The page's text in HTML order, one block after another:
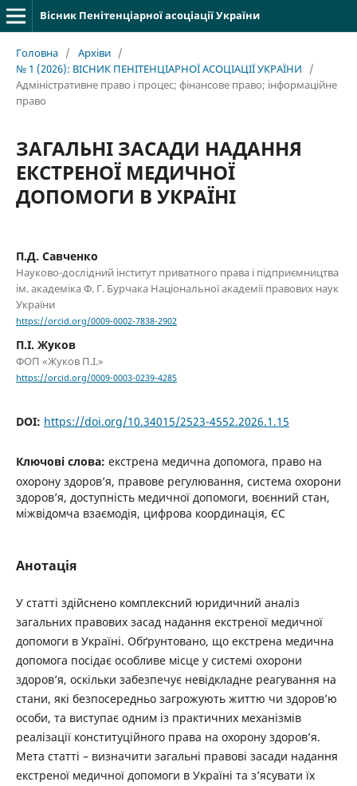
Вісник Пенітенціарної асоціації України
Головна / Архіви /
№ 1 (2026): ВІСНИК ПЕНІТЕНЦІАРНОЇ АСОЦІАЦІЇ УКРАЇНИ
/
Адміністративне право і процес; фінансове право; інформаційне
право
ЗАГАЛЬНІ ЗАСАДИ НАДАННЯ
ЕКСТРЕНОЇ МЕДИЧНОЇ
ДОПОМОГИ В УКРАЇНІ
П.Д. Савченко
Науково-дослідний інститут приватного права і підприємництва
ім. академіка Ф. Г. Бурчака Національної академії правових наук
України
https://orcid.org/0009-0002-7838-2902
П.І. Жуков
ФОП «Жуков П.І.»
https://orcid.org/0009-0003-0239-4285
DOI: https://doi.org/10.34015/2523-4552.2026.1.15
Ключові слова: екстрена медична допомога, право на
охорону здоров’я, правове регулювання, система охорони
здоров’я, доступність медичної допомоги, воєнний стан,
міжвідомча взаємодія, цифрова координація, ЄС
Анотація
У статті здійснено комплексний юридичний аналіз
загальних правових засад надання екстреної медичної
допомоги в Україні. Обґрунтовано, що екстрена медична
допомога посідає особливе місце у системі охорони
здоров’я, оскільки забезпечує невідкладне реагування на
стани, які безпосередньо загрожують життю чи здоров’ю
особи, та виступає одним із практичних механізмів
реалізації конституційного права на охорону здоров’я.
Мета статті – визначити загальні правові засади надання
екстреної медичної допомоги в Україні та з’ясувати їх